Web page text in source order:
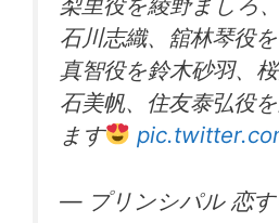
石川志織、舘林琴役
真智役を鈴木砂羽、
石美帆、住友泰弘役
ます
— プリンシパル 恋